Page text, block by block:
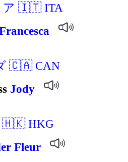
ア 🇮🇹 ITA
🇨🇦 CAN
Jody
🇭🇰 HKG
Fleur